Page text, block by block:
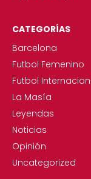
CATEGORÍAS
Barcelona
Futbol Femenino
Futbol
La Masía
Leyendas
Noticias
Opinión
Uncategorized